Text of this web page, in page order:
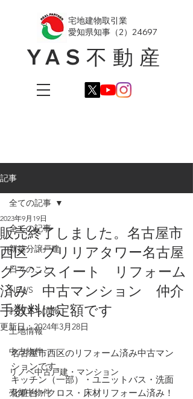
YAS不動産
​宅地建物取引業
愛知県知事（2）24697
記事
全ての記事
新築分譲戸建
日々のこと
NEWS
お役立ち情報
土地情報
中古物件
リノベ中古戸建・マンション
売却中物件
全ての記事
販売終了しました。名古屋市
西区 ブリリアタワー名古屋
グランスイート リフォーム
済み 中古マンション 仲介
手数料は定額です
2023年9月19日
更新日：2024年3月28日
名古屋市西区のリフォーム済み中古マン
ションです。
キッチン（一部）・ユニットバス・洗面
化粧台・クロス・床材リフォーム済み！